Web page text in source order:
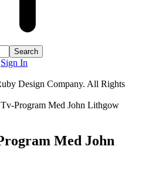
Sign In
Design Company. All Rights
Program Med John Lithgow
Med John